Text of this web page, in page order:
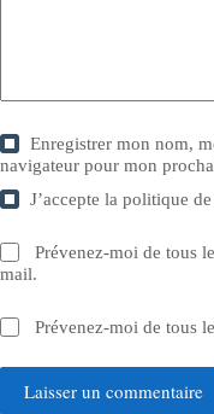
Enregistrer mon nom,
navigateur pour mon
J’accepte lapolitique
Prévenez-moi de tous
mail.
Prévenez-moi de tous
Laisser un commentaire